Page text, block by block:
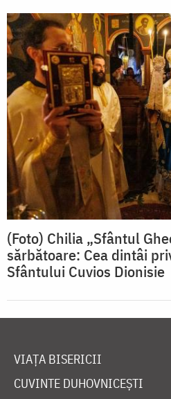
(Foto) Chilia „Sfântul
sărbătoare: Cea dintâi
Sfântului Cuvios Dionisie
VIAȚA BISERICII
CUVINTE DUHOVNICEȘTI